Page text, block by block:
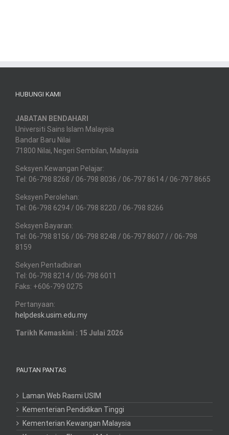
HUBUNGI KAMI
JABATAN BENDAHARI
Universiti Sains Islam Malaysia
Bandar Baru Nilai
71800 Nilai, Negeri Sembilan, Malaysia
Seksyen Kewangan Pelajar:
Tel: 06-798 8268 / 06-798 8036 / 06-797 8614 / 06-797 8665
Seksyen Perolehan:
Tel: 06-798 6294 / 06-798 8220 / 06-798 8266
Seksyen Bayaran:
Tel: 06-798 8156 / 06-798 8248 / 06-797 8607 / / 06-798
8159
Sekyen Pentadbiran
Tel: 06-798 8214 / 06-798 6011
Faks: +606-799 0275
Pertanyaan:
helpdesk.usim.edu.my
Tarikh Kemaskini : 15 Julai 2026
PAUTAN PANTAS
Laman Web Rasmi USIM
Kementerian Pendidikan Tinggi
Kementerian Kewangan Malaysia